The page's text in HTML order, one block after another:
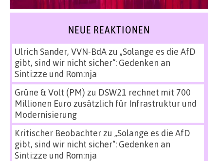
NEUE REAKTIONEN
Ulrich Sander, VVN-BdAzu „Solange es die AfD
gibt, sind wir nicht sicher“: Gedenken an
Sinti:zze und Rom:nja
Grüne & Volt (PM) zu DSW21 rechnet mit 700
Millionen Euro zusätzlich für Infrastruktur und
Modernisierung
Kritischer Beobachterzu „Solange es die AfD
gibt, sind wir nicht sicher“: Gedenken an
Sinti:zze und Rom:nja